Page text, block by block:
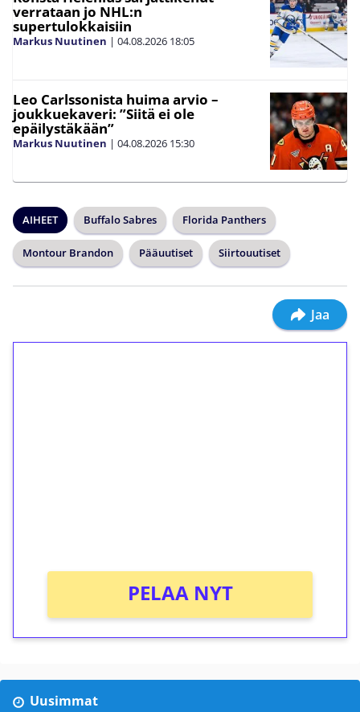
verrataan jo NHL:n
supertulokkaisiin
Markus Nuutinen | 04.08.2026 18:05
Leo Carlssonista huima arvio –
joukkuekaveri: ”Siitä ei ole
epäilystäkään”
Markus Nuutinen | 04.08.2026 15:30
AIHEET Buffalo Sabres Florida Panthers
Montour Brandon Pääuutiset Siirtouutiset
Jaa
PELAA NYT
Uusimmat